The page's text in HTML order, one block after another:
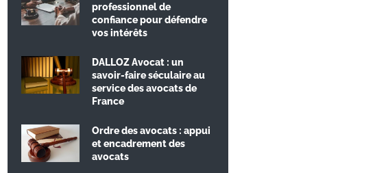
professionnel de
confiance pour défendre
vos intérêts
DALLOZ Avocat : un
savoir-faire séculaire au
service des avocats de
France
Ordre des avocats : appui
et encadrement des
avocats